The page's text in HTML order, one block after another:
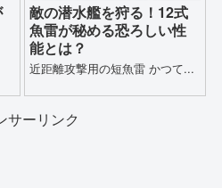
敵の潜水艦を狩る！12式
魚雷が秘める恐ろしい性
能とは？
近距離攻撃用の短魚雷 かつて...
サーリンク